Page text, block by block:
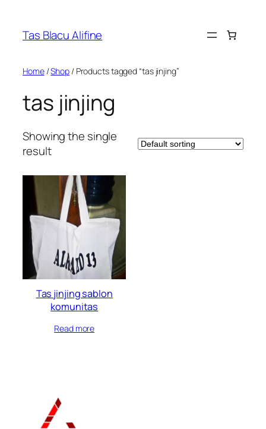
content
Tas Blacu Alifine
Home/Shop/ Products tagged “tas jinjing”
tas jinjing
Showing the single
result
Tas jinjing sablon
komunitas
Read more